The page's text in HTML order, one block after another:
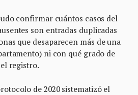
confirmar cuántos casos del
son entradas duplicadas
que desaparecen más de una
ni con qué grado de
registro.
de 2020 sistematizó el